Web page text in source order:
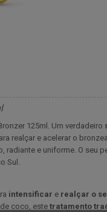
125ml. Um verdadeiro
realçar e acelerar o
radiante e uniforme. O seu
Sul.
intensificar e realçar o
coco, este tratamento